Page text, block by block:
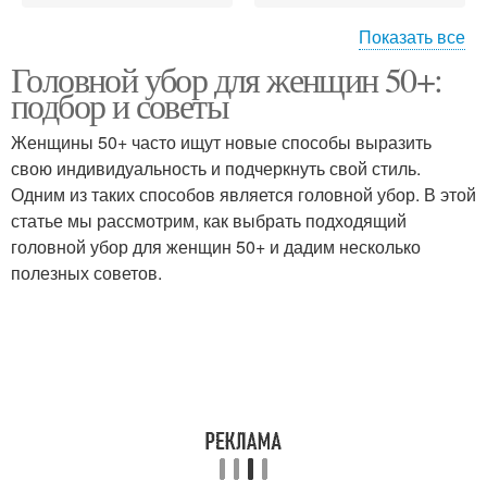
Головные уборы Уборы для женщин
Убор для женщины
Показать все
Головной убор для женщин 50+:
подбор и советы
Женщины 50+ часто ищут новые способы выразить
свою индивидуальность и подчеркнуть свой стиль.
Одним из таких способов является головной убор. В этой
статье мы рассмотрим, как выбрать подходящий
головной убор для женщин 50+ и дадим несколько
полезных советов.